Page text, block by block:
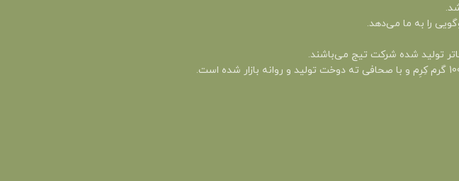
را به ما می‌دهد.
تولید شده شرکت تیج می‌باشند.